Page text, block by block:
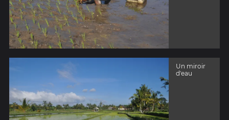
Un miroir
d'eau